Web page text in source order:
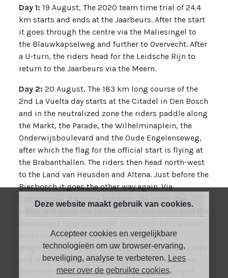
Day 1: 19 August, The 2020 team time trial of 24.4
km starts and ends at the Jaarbeurs. After the start
it goes through the centre via the Maliesingel to
the Blauwkapselweg and further to Overvecht. After
a U-turn, the riders head for the Leidsche Rijn to
return to the Jaarbeurs via the Meern.
Day 2: 20 August, The 183 km long course of the
2nd La Vuelta day starts at the Citadel in Den Bosch
and in the neutralized zone the riders paddle along
the Markt, the Parade, the Wilhelminaplein, the
Onderwijsboulevard and the Oude Engelenseweg,
after which the flag for the official start is flying at
the Brabanthallen. The riders then head north-west
to the Land van Heusden and Altena. Just before the
Biesbosch it goes the other way again. Via
Zaltbommel the route bends to the north. The
riders will cross the Lower Rhine and come over the
route over the Utrechtse Heuvelrug with a
magnificent view of the various estates and castles
and they will head towards Amersfoort. Via Soest,
Zeist and De Bilt with a loop through the city of
Deze website maakt gebruik van cookies.
Accepteer cookies en vergelijkbare
technologieën om uw browser-ervaring,
beveiliging, analyse te verbeteren. Lees
meer over de gebruikte cookies.